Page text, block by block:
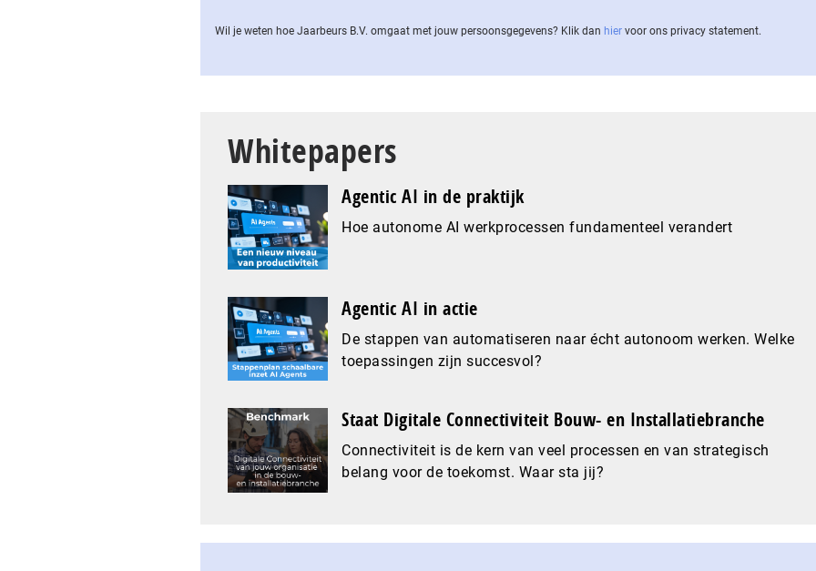
Wil je weten hoe Jaarbeurs B.V. omgaat met jouw per­soons­ge­ge­vens? Klik dan hier voor ons privacy statement.
Whitepapers
Agentic AI in de praktijk
Hoe autonome AI werkprocessen fundamenteel verandert
Agentic AI in actie
De stappen van automatiseren naar écht autonoom werken. Welke
toepassingen zijn succesvol?
Staat Digitale Connectiviteit Bouw- en Installatiebranche
Connectiviteit is de kern van veel processen en van strategisch
belang voor de toekomst. Waar sta jij?